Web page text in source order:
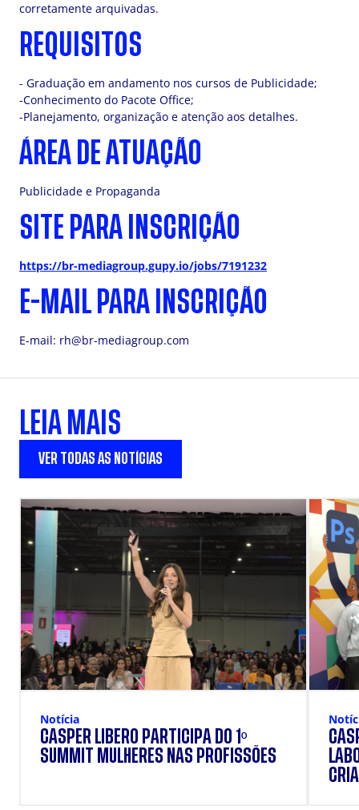
corretamente arquivadas.
REQUISITOS
- Graduação em andamento nos cursos de Publicidade;
-Conhecimento do Pacote Office;
-Planejamento, organização e atenção aos detalhes.
ÁREA DE ATUAÇÃO
Publicidade e Propaganda
SITE PARA INSCRIÇÃO
https://br-mediagroup.gupy.io/jobs/7191232
E-MAIL PARA INSCRIÇÃO
E-mail: rh@br-mediagroup.com
LEIA MAIS
VER TODAS AS NOTÍCIAS
Notícia
CÁSPER LÍBERO PARTICIPA DO 1º
SUMMIT MULHERES NAS PROFISSÕES